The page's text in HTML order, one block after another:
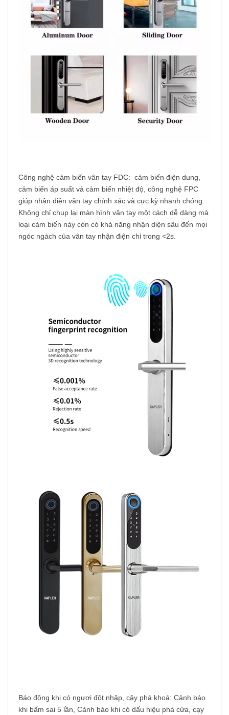
Công nghệ cảm biến vân tay FDC: cảm biến điện dung,
cảm biến áp suất và cảm biến nhiệt độ, công nghệ FPC
giúp nhận diện vân tay chính xác và cực kỳ nhanh chóng.
Không chỉ chụp lại màn hình vân tay một cách dễ dàng mà
loại cảm biến này còn có khả năng nhận diện sâu đến mọi
ngóc ngách của vân tay nhận điện chỉ trong <2s.
Báo động khi có ngươi đột nhập, cậy phá khoá: Cảnh báo
khi bấm sai 5 lần, Cảnh báo khi có dấu hiệu phá cửa, cạy